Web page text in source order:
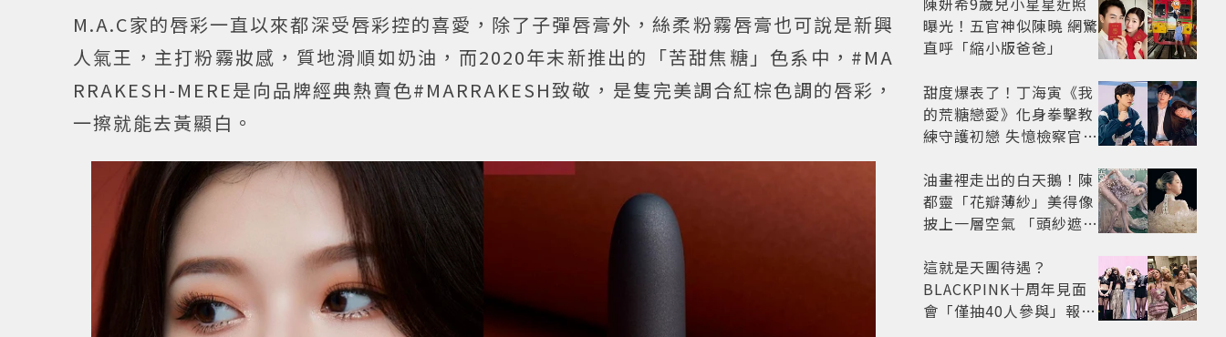
M.A.C家的唇彩一直以來都深受唇彩控的喜愛，除了子彈唇膏外，絲柔粉霧唇膏也可說是新興
人氣王，主打粉霧妝感，質地滑順如奶油，而2020年末新推出的「苦甜焦糖」色系中，#MA
RRAKESH-MERE是向品牌經典熱賣色#MARRAKESH致敬，是隻完美調合紅棕色調的唇彩，
一擦就能去黃顯白。
曝光！五官神似陳曉 網驚
直呼「縮小版爸爸」
甜度爆表了！丁海寅《我
的荒糖戀愛》化身拳擊教
練守護初戀 失憶檢察官×
劇
油畫裡走出的白天鵝！陳
都靈「花瓣薄紗」美得像
披上一層空氣 「頭紗遮
太仙
這就是天團待遇？
BLACKPINK十周年見面
會「僅抽40人參與」報名